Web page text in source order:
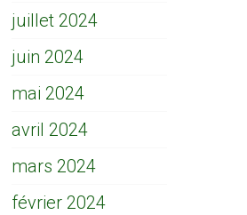
juillet 2024
juin 2024
mai 2024
avril 2024
mars 2024
février 2024